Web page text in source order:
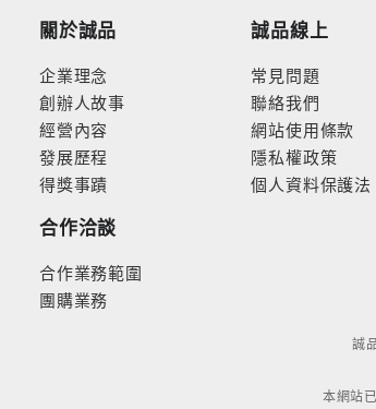
關於誠品
企業理念
創辦人故事
經營內容
發展歷程
得獎事蹟
合作洽談
合作業務範圍
團購業務
誠品線上
常見問題
聯絡我們
網站使用條款
隱私權政策
個人資料保護法
誠
本網站